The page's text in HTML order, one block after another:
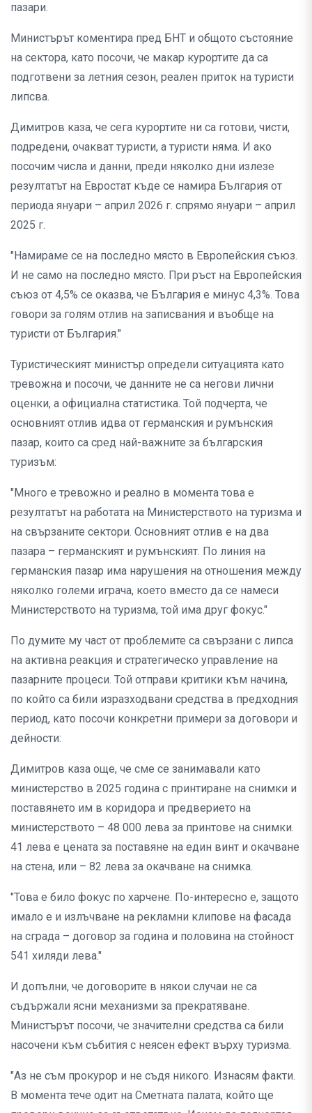
пазари.
Министърът коментира пред БНТ и общото състояние
на сектора, като посочи, че макар курортите да са
подготвени за летния сезон, реален приток на туристи
липсва.
Димитров каза, че сега курортите ни са готови, чисти,
подредени, очакват туристи, а туристи няма. И ако
посочим числа и данни, преди няколко дни излезе
резултатът на Евростат къде се намира България от
периода януари – април 2026 г. спрямо януари – април
2025 г.
"Намираме се на последно място в Европейския съюз.
И не само на последно място. При ръст на Европейския
съюз от 4,5% се оказва, че България е минус 4,3%. Това
говори за голям отлив на записвания и въобще на
туристи от България."
Туристическият министър определи ситуацията като
тревожна и посочи, че данните не са негови лични
оценки, а официална статистика. Той подчерта, че
основният отлив идва от германския и румънския
пазар, които са сред най-важните за българския
туризъм:
"Много е тревожно и реално в момента това е
резултатът на работата на Министерството на туризма и
на свързаните сектори. Основният отлив е на два
пазара – германският и румънският. По линия на
германския пазар има нарушения на отношения между
няколко големи играча, което вместо да се намеси
Министерството на туризма, той има друг фокус."
По думите му част от проблемите са свързани с липса
на активна реакция и стратегическо управление на
пазарните процеси. Той отправи критики към начина,
по който са били изразходвани средства в предходния
период, като посочи конкретни примери за договори и
дейности:
Димитров каза още, че сме се занимавали като
министерство в 2025 година с принтиране на снимки и
поставянето им в коридора и предверието на
министерството – 48 000 лева за принтове на снимки.
41 лева е цената за поставяне на един винт и окачване
на стена, или – 82 лева за окачване на снимка.
"Това е било фокус по харчене. По-интересно е, защото
имало е и излъчване на рекламни клипове на фасада
на сграда – договор за година и половина на стойност
541 хиляди лева."
И допълни, че договорите в някои случаи не са
съдържали ясни механизми за прекратяване.
Министърът посочи, че значителни средства са били
насочени към събития с неясен ефект върху туризма.
"Аз не съм прокурор и не съдя никого. Изнасям факти.
В момента тече одит на Сметната палата, който ще